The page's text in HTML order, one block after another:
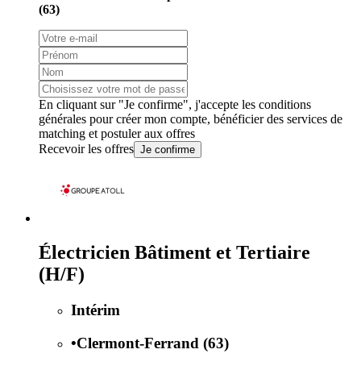
(63)
En cliquant sur "Je confirme", j'accepte les conditions
générales pour créer mon compte, bénéficier des services de
matching et postuler aux offres
Recevoir les offres Je confirme
Électricien Bâtiment et Tertiaire
(H/F)
Intérim
•Clermont-Ferrand (63)